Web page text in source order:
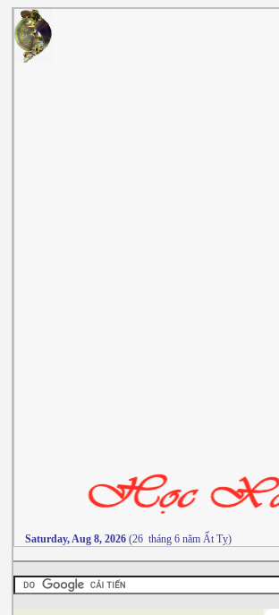
Saturday, Aug 8, 2026 (26 tháng 6 năm Ất Tỵ)